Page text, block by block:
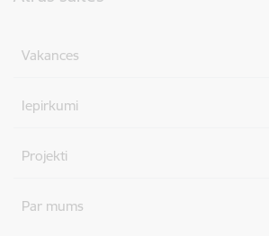
Vakances
Iepirkumi
Projekti
Par mums